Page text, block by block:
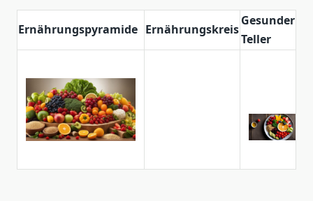
Ernährungspyramide Ernährungskreis
Gesunder
Teller